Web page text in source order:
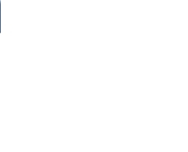
果圖
貨款